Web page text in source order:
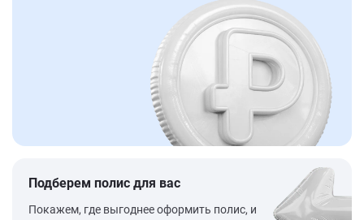
Подберем полис для вас
Покажем, где выгоднее оформить полис, и